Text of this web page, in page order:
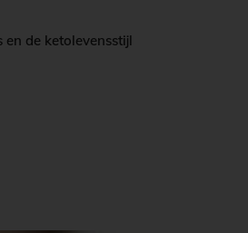
en de ketolevensstijl